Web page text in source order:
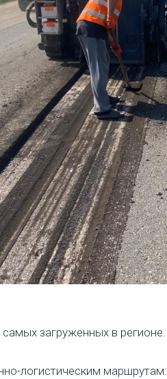
загруженных в регионе.
логистическим маршрутам: